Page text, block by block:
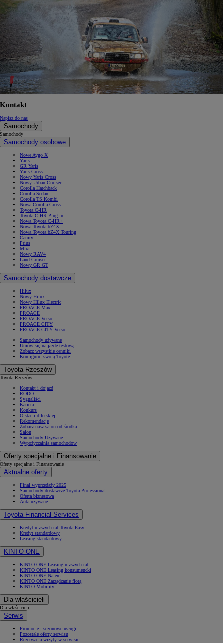
Kontakt
Napisz do nas
Samochody
Samochody
Samochody osobowe
Nowe Aygo X
Yaris
GR Yaris
Yaris Cross
Nowy Yaris Cross
Nowy Urban Cruiser
Corolla Hatchback
Corolla Sedan
Corolla TS Kombi
Nowa Corolla Cross
Toyota C-HR
Toyota C-HR Plug-in
Nowa Toyota C-HR+
Nowa Toyota bZ4X
Nowa Toyota bZ4X Touring
Camry
Prius
Mirai
Nowy RAV4
Land Cruiser
Nowy GR GT
Samochody dostawcze
Hilux
Nowy Hilux
Nowy Hilux Electric
PROACE Max
PROACE
PROACE Verso
PROACE CITY
PROACE CITY Verso
Samochody używane
Umów się na jazdę testową
Zobacz wszystkie cenniki
Konfiguruj swoją Toyotę
Toyota Rzeszów
Toyota Rzeszów
Kontakt i dojazd
RODO
Sygnaliści
Kariera
Konkurs
O stacji dilerskiej
Rekomendacje
Zobacz nasz salon od środka
Salon
Samochody Używane
Wypożyczalnia samochodów
Oferty specjalne i Finansowanie
Oferty specjalne i Finansowanie
Aktualne oferty
Finał wyprzedaży 2025
Samochody dostawcze Toyota Professional
Oferta biznesowa
Auta używane
Toyota Financial Services
Kredyt niższych rat Toyota Easy
Kredyt standardowy
Leasing standardowy
KINTO ONE
KINTO ONE Leasing niższych rat
KINTO ONE Leasing konsumencki
KINTO ONE Najem
KINTO ONE Zarządzanie flotą
KINTO Mobility
Dla właścicieli
Dla właścicieli
Serwis
Promocje i sezonowe usługi
Pozostałe oferty serwisu
Rezerwacja wizyty w serwisie